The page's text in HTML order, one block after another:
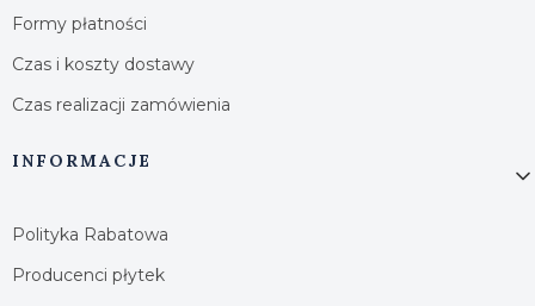
Formy płatności
Czas i koszty dostawy
Czas realizacji zamówienia
INFORMACJE
Polityka Rabatowa
Producenci płytek